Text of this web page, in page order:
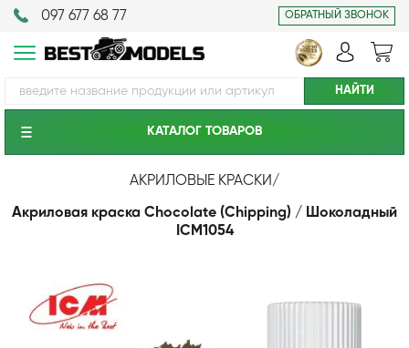
097 677 68 77 ОБРАТНЫЙ ЗВОНОК
КАТАЛОГ ТОВАРОВ
АКРИЛОВЫЕ КРАСКИ/
Акриловая краска Chocolate (Chipping) / Шоколадный
ICM1054